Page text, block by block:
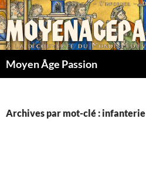
Aller
au
contenu
Moyen Âge Passion
Archives par mot-clé : infanterie